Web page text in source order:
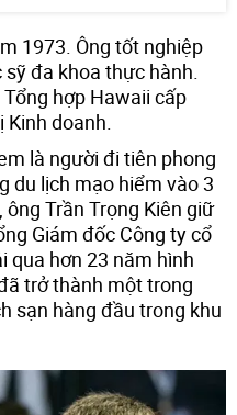
1973. Ông tốt nghiệp
sỹ đa khoa thực hành.
hợp Hawaii cấp
Kinh doanh.
là người đi tiên phong
du lịch mạo hiểm vào 3
Trần Trọng Kiên giữ
Giám đốc Công ty cổ
qua hơn 23 năm hình
trở thành một trong
sạn hàng đầu trong khu